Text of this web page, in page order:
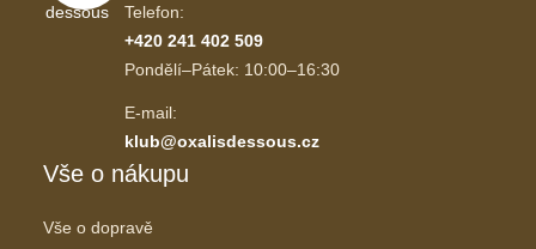
Telefon:
+420 241 402 509
Pondělí–Pátek: 10:00–16:30
E-mail:
klub@oxalisdessous.cz
Vše o nákupu
Vše o dopravě